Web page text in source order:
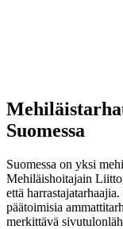
Suomessa
Suomessa on yksi
Mehiläishoitajain
että
päätoimisia
merkittävä